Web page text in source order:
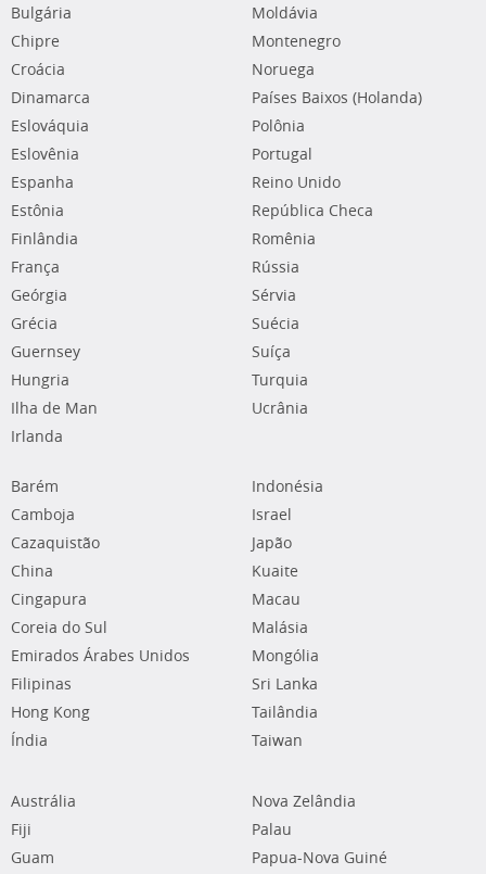
Bulgária
Chipre
Croácia
Dinamarca
Eslováquia
Eslovênia
Espanha
Estônia
Finlândia
França
Geórgia
Grécia
Guernsey
Hungria
Ilha de Man
Irlanda
Moldávia
Montenegro
Noruega
Países Baixos (Holanda)
Polônia
Portugal
Reino Unido
República Checa
Romênia
Rússia
Sérvia
Suécia
Suíça
Turquia
Ucrânia
Barém
Camboja
Cazaquistão
China
Cingapura
Coreia do Sul
Emirados Árabes Unidos
Filipinas
Hong Kong
Índia
Indonésia
Israel
Japão
Kuaite
Macau
Malásia
Mongólia
Sri Lanka
Tailândia
Taiwan
Austrália
Fiji
Guam
Nova Zelândia
Palau
Papua-Nova Guiné